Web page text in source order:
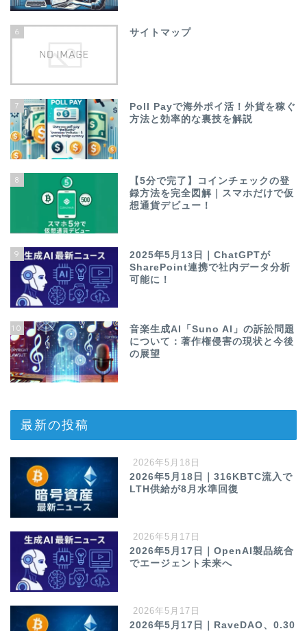
6 サイトマップ
7
Poll Payで海外ポイ活！外貨を稼ぐ
方法と効率的な裏技を解説
8
【5分で完了】コインチェックの登
録方法を完全図解｜スマホだけで仮
想通貨デビュー！
9
2025年5月13日｜ChatGPTが
SharePoint連携で社内データ分析
可能に！
10
音楽生成AI「Suno AI」の訴訟問題
について：著作権侵害の現状と今後
の展望
最新の投稿
2026年5月18日
2026年5月18日｜316KBTC流入で
LTH供給が8月水準回復
2026年5月17日
2026年5月17日｜OpenAI製品統合
でエージェント未来へ
2026年5月17日
2026年5月17日｜RaveDAO、0.30